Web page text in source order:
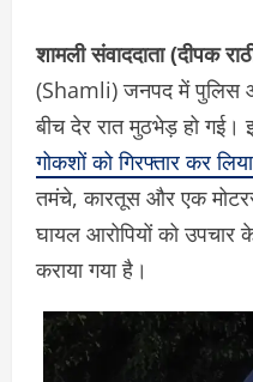
शामली संवाददाता (दीपक
(Shamli) जनपद में पुलिस
बीच देर रात मुठभेड़ हो
गोकशों को गिरफ्तार कर
तमंचे, कारतूस और एक
घायल आरोपियों को उपचार
कराया गया है।